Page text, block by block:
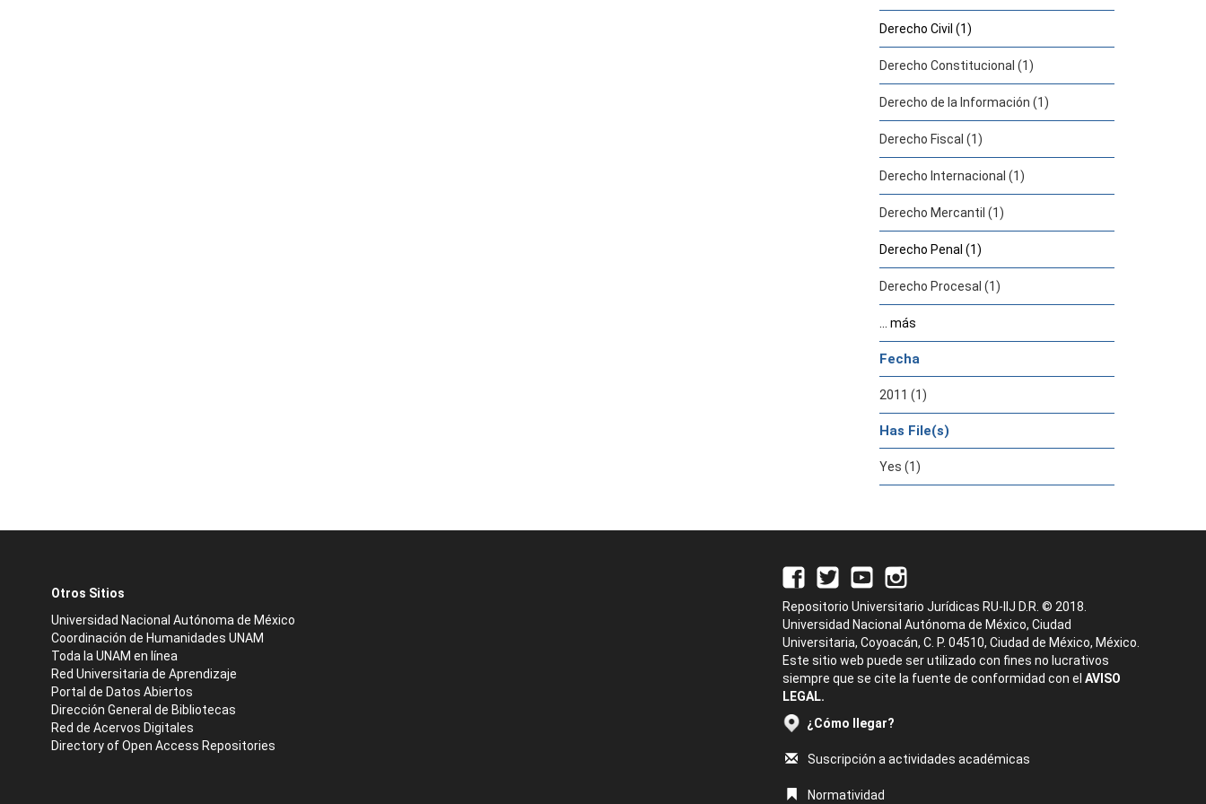
Derecho Civil (1)
Derecho Constitucional (1)
Derecho de la Información (1)
Derecho Fiscal (1)
Derecho Internacional (1)
Derecho Mercantil (1)
Derecho Penal (1)
Derecho Procesal (1)
... más
Fecha
2011 (1)
Has File(s)
Yes (1)
Otros Sitios
Universidad Nacional Autónoma de México
Coordinación de Humanidades UNAM
Toda la UNAM en línea
Red Universitaria de Aprendizaje
Portal de Datos Abiertos
Dirección General de Bibliotecas
Red de Acervos Digitales
Directory of Open Access Repositories
Repositorio Universitario Jurídicas RU-IIJ D.R. © 2018.
Universidad Nacional Autónoma de México, Ciudad
Universitaria, Coyoacán, C. P. 04510, Ciudad de México, México.
Este sitio web puede ser utilizado con fines no lucrativos
siempre que se cite la fuente de conformidad con el AVISO
LEGAL.
¿Cómo llegar?
Suscripción a actividades académicas
Normatividad